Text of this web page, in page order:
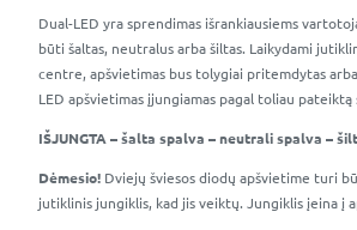
Dual-LED yra sprendimas išrankiausiems
būti šaltas, neutralus arba šiltas. Laikydami
centre, apšvietimas bus tolygiai pritemdytas
LED apšvietimas įjungiamas pagal toliau pateiktą
IŠJUNGTA – šalta spalva – neutrali spalva –
Dėmesio! Dviejų šviesos diodų apšvietime turi
jutiklinis jungiklis, kad jis veiktų. Jungiklis įeina į